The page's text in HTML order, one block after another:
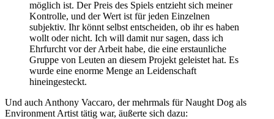
möglich ist. Der Preis des Spiels entzieht sich meiner
Kontrolle, und der Wert ist für jeden Einzelnen
subjektiv. Ihr könnt selbst entscheiden, ob ihr es haben
wollt oder nicht. Ich will damit nur sagen, dass ich
Ehrfurcht vor der Arbeit habe, die eine erstaunliche
Gruppe von Leuten an diesem Projekt geleistet hat. Es
wurde eine enorme Menge an Leidenschaft
hineingesteckt.
Und auch Anthony Vaccaro, der mehrmals für Naught Dog als
Environment Artist tätig war, äußerte sich dazu: